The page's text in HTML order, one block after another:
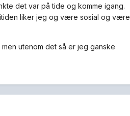
det var på tide og komme igang.
liker jeg og være sosial og være
utenom det så er jeg ganske